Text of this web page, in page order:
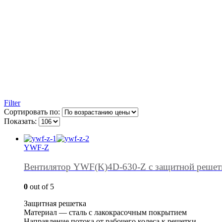
Filter
Сортировать по:
Показать:
YWF-Z
Вентилятор YWF(K)4D-630-Z с защитной
0 out of 5
Защитная решетка
Материал — сталь с лакокрасочным покрытием